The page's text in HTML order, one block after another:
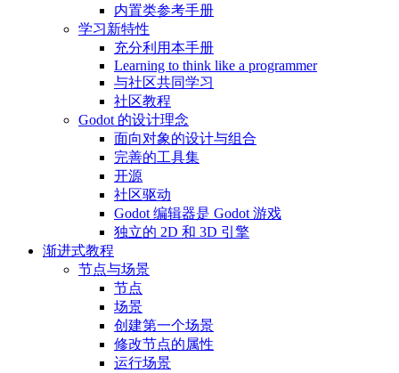
内置类参考手册
学习新特性
充分利用本手册
Learning to think like a programmer
与社区共同学习
社区教程
Godot 的设计理念
面向对象的设计与组合
完善的工具集
开源
社区驱动
Godot 编辑器是 Godot 游戏
独立的 2D 和 3D 引擎
渐进式教程
节点与场景
节点
场景
创建第一个场景
修改节点的属性
运行场景